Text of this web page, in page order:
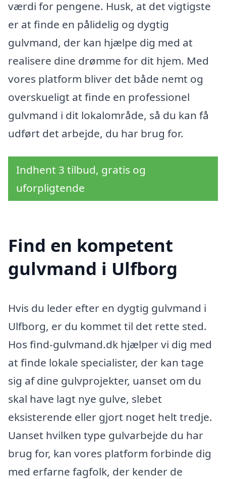
værdi for pengene. Husk, at det vigtigste
er at finde en pålidelig og dygtig
gulvmand, der kan hjælpe dig med at
realisere dine drømme for dit hjem. Med
vores platform bliver det både nemt og
overskueligt at finde en professionel
gulvmand i dit lokalområde, så du kan få
udført det arbejde, du har brug for.
Indhent 3 tilbud, gratis og
uforpligtende
Find en kompetent
gulvmand i Ulfborg
Hvis du leder efter en dygtig gulvmand i
Ulfborg, er du kommet til det rette sted.
Hos find-gulvmand.dk hjælper vi dig med
at finde lokale specialister, der kan tage
sig af dine gulvprojekter, uanset om du
skal have lagt nye gulve, slebet
eksisterende eller gjort noget helt tredje.
Uanset hvilken type gulvarbejde du har
brug for, kan vores platform forbinde dig
med erfarne fagfolk, der kender de